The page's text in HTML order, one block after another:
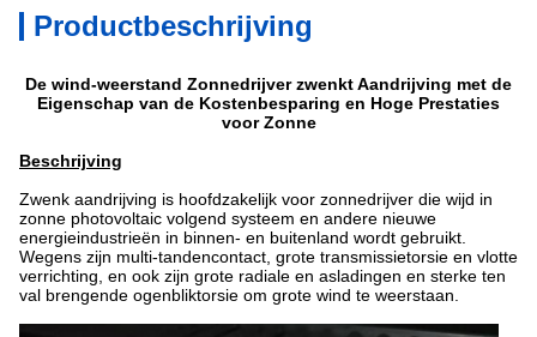
Productbeschrijving
De wind-weerstand Zonnedrijver zwenkt Aandrijving met de
Eigenschap van de Kostenbesparing en Hoge Prestaties
voor Zonne
Beschrijving
Zwenk aandrijving is hoofdzakelijk voor zonnedrijver die wijd in
zonne photovoltaic volgend systeem en andere nieuwe
energieindustrieën in binnen- en buitenland wordt gebruikt.
Wegens zijn multi-tandencontact, grote transmissietorsie en vlotte
verrichting, en ook zijn grote radiale en asladingen en sterke ten
val brengende ogenbliktorsie om grote wind te weerstaan.